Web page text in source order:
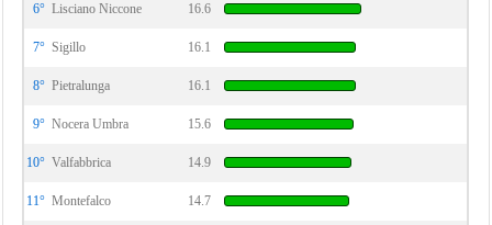
6° Lisciano Niccone 16.6
7° Sigillo 16.1
8° Pietralunga 16.1
9° Nocera Umbra 15.6
10° Valfabbrica 14.9
11° Montefalco 14.7